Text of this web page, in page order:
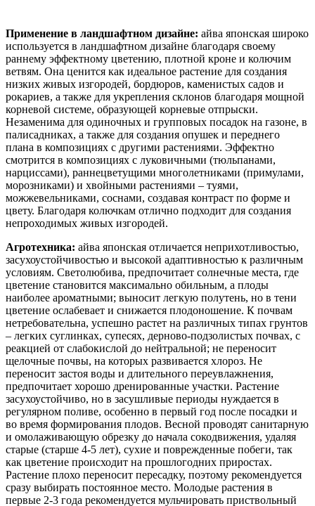
Применение в ландшафтном дизайне: айва японская широко
используется в ландшафтном дизайне благодаря своему
раннему эффектному цветению, плотной кроне и колючим
ветвям. Она ценится как идеальное растение для создания
низких живых изгородей, бордюров, каменистых садов и
рокариев, а также для укрепления склонов благодаря мощной
корневой системе, образующей корневые отпрыски.
Незаменима для одиночных и групповых посадок на газоне, в
палисадниках, а также для создания опушек и переднего
плана в композициях с другими растениями. Эффектно
смотрится в композициях с луковичными (тюльпанами,
нарциссами), раннецветущими многолетниками (примулами,
морозниками) и хвойными растениями – туями,
можжевельниками, соснами, создавая контраст по форме и
цвету. Благодаря колючкам отлично подходит для создания
непроходимых живых изгородей.
Агротехника: айва японская отличается неприхотливостью,
засухоустойчивостью и высокой адаптивностью к различным
условиям. Светолюбива, предпочитает солнечные места, где
цветение становится максимально обильным, а плоды
наиболее ароматными; выносит легкую полутень, но в тени
цветение ослабевает и снижается плодоношение. К почвам
нетребовательна, успешно растет на различных типах грунтов
– легких суглинках, супесях, дерново-подзолистых почвах, с
реакцией от слабокислой до нейтральной; не переносит
щелочные почвы, на которых развивается хлороз. Не
переносит застоя воды и длительного переувлажнения,
предпочитает хорошо дренированные участки. Растение
засухоустойчиво, но в засушливые периоды нуждается в
регулярном поливе, особенно в первый год после посадки и
во время формирования плодов. Весной проводят санитарную
и омолаживающую обрезку до начала сокодвижения, удаляя
старые (старше 4-5 лет), сухие и поврежденные побеги, так
как цветение происходит на прошлогодних приростах.
Растение плохо переносит пересадку, поэтому рекомендуется
сразу выбирать постоянное место. Молодые растения в
первые 2-3 года рекомендуется мульчировать приствольный